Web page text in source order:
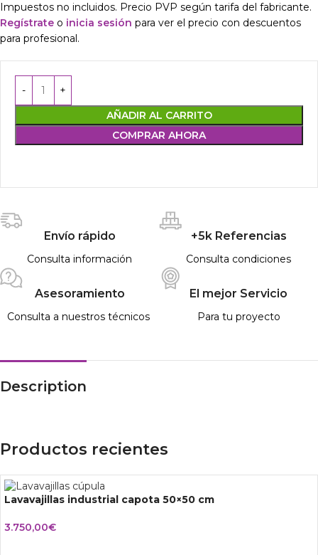
Impuestos no incluidos. Precio PVP según tarifa del fabricante.
Regístrate o inicia sesión para ver el precio con descuentos
para profesional.
AÑADIR AL CARRITO
COMPRAR AHORA
Envío rápido
Consulta información
+5k Referencias
Consulta condiciones
Asesoramiento
Consulta a nuestros técnicos
El mejor Servicio
Para tu proyecto
Description
Productos recientes
Lavavajillas industrial capota 50×50 cm
3.750,00€